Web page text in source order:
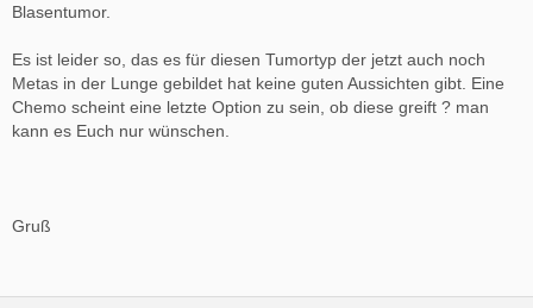
Blasentumor.
Es ist leider so, das es für diesen Tumortyp der jetzt auch noch
Metas in der Lunge gebildet hat keine guten Aussichten gibt. Eine
Chemo scheint eine letzte Option zu sein, ob diese greift ? man
kann es Euch nur wünschen.
Gruß